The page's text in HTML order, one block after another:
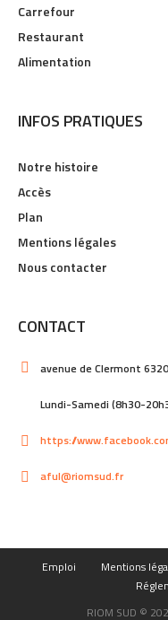
Carrefour
Restaurant
Alimentation
INFOS PRATIQUES
Notre histoire
Accès
Plan
Mentions légales
Nous contacter
CONTACT
avenue de Clermont
Lundi-Samedi (8h30-
https://
aful@riomsud.fr
Emploi Mentions
RIOM SUD ©